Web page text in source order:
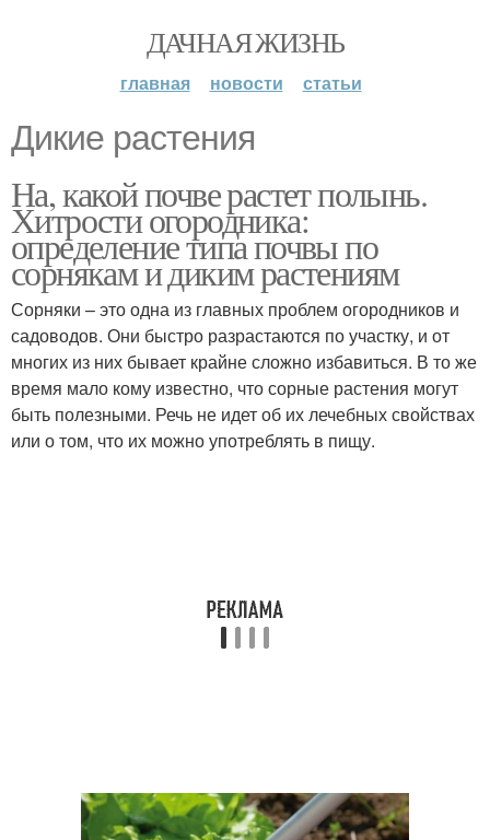
ДАЧНАЯ ЖИЗНЬ
главная новости статьи
Дикие растения
На, какой почве растет полынь.
Хитрости огородника:
определение типа почвы по
сорнякам и диким растениям
Сорняки – это одна из главных проблем огородников и
садоводов. Они быстро разрастаются по участку, и от
многих из них бывает крайне сложно избавиться. В то же
время мало кому известно, что сорные растения могут
быть полезными. Речь не идет об их лечебных свойствах
или о том, что их можно употреблять в пищу.